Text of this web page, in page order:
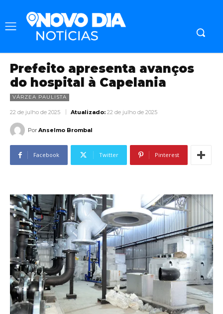
Prefeito apresenta avanços
do hospital à Capelania
VÁRZEA PAULISTA
22 de julho de 2025 Atualizado: 22 de julho de 2025
Por Anselmo Brombal
Facebook Twitter Pinterest